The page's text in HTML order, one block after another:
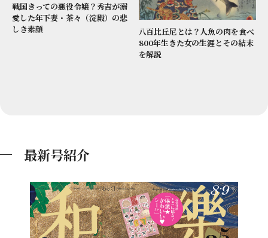
戦国きっての悪役令嬢？秀吉が溺
愛した年下妻・茶々（淀殿）の悲
しき素顔
八百比丘尼とは？人魚の肉を食べ
800年生きた女の生涯とその結末
を解説
最新号紹介